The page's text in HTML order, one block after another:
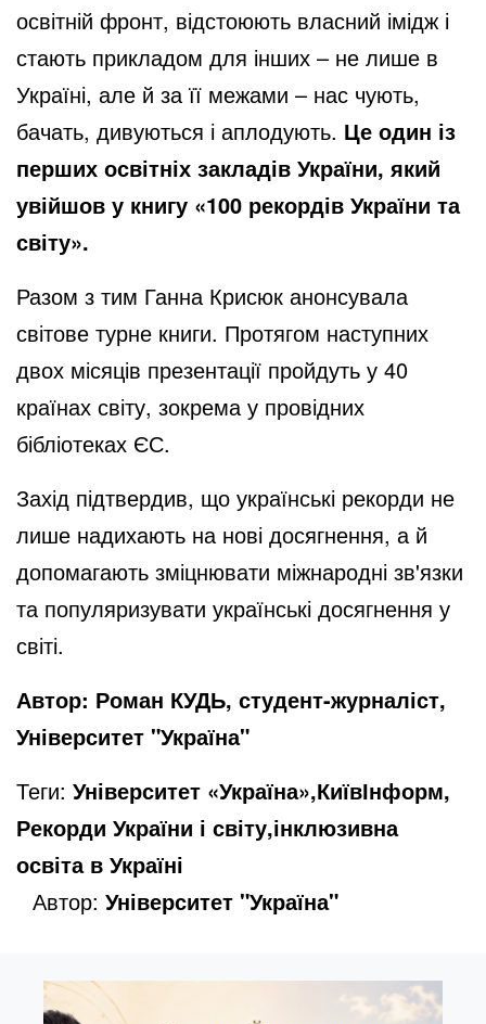
освітній фронт, відстоюють власний імідж і
стають прикладом для інших – не лише в
Україні, але й за її межами – нас чують,
бачать, дивуються і аплодують. Це один із
перших освітніх закладів України, який
увійшов у книгу «100 рекордів України та
світу».
Разом з тим Ганна Крисюк анонсувала
світове турне книги. Протягом наступних
двох місяців презентації пройдуть у 40
країнах світу, зокрема у провідних
бібліотеках ЄС.
Захід підтвердив, що українські рекорди не
лише надихають на нові досягнення, а й
допомагають зміцнювати міжнародні зв'язки
та популяризувати українські досягнення у
світі.
Автор: Роман КУДЬ, студент-журналіст,
Університет "Україна"
Теги: Університет «Україна»,КиївІнформ,
Рекорди України і світу,інклюзивна
освіта в Україні
Автор: Університет "Україна"